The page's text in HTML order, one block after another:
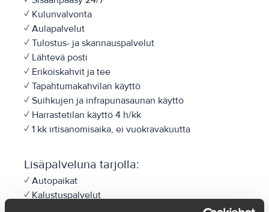
✓ Kulunvalvonta
✓ Aulapalvelut
✓ Tulostus- ja skannauspalvelut
✓ Lähtevä posti
✓ Erikoiskahvit ja tee
✓ Tapahtumakahvilan käyttö
✓ Suihkujen ja infrapunasaunan käyttö
✓ Harrastetilan käyttö 4 h/kk
✓ 1 kk irtisanomisaika, ei vuokravakuutta
Lisäpalveluna tarjolla:
✓ Autopaikat
✓ Kalustuspalvelut